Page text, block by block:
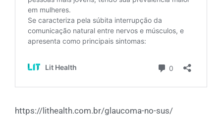
https://lithealth.com.br/glaucoma-no-sus/